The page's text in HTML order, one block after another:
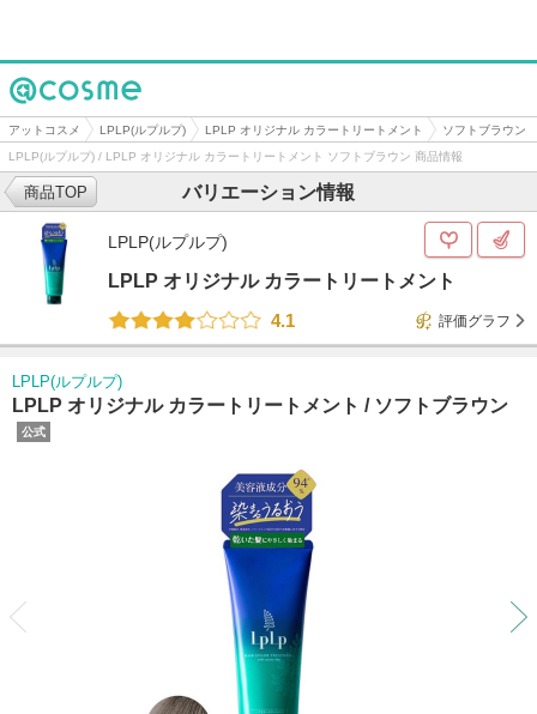
@cosme
アットコスメ LPLP(ルプルプ) LPLP オリジナル カラートリートメント
ソフトブラウン
LPLP(ルプルプ) / LPLP オリジナル カラートリートメント ソフトブラウン 商品情報
バリエーション情報
商品TOP
LPLP(ルプルプ)
LPLP オリジナル カラートリートメント
4.1
評価グラフ
LPLP(ルプルプ)
LPLP オリジナル カラートリートメント / ソフトブラウン
公式